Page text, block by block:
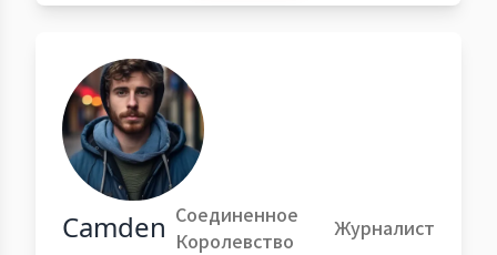
Camden Соединенное
Королевство
Журналист